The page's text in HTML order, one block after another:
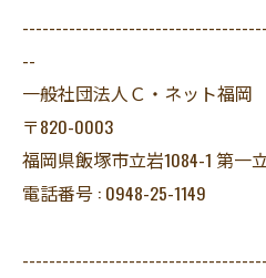
--
一般社団法人Ｃ・ネット福岡
〒820-0003
福岡県飯塚市立岩1084-1 第一
電話番号 : 0948-25-1149